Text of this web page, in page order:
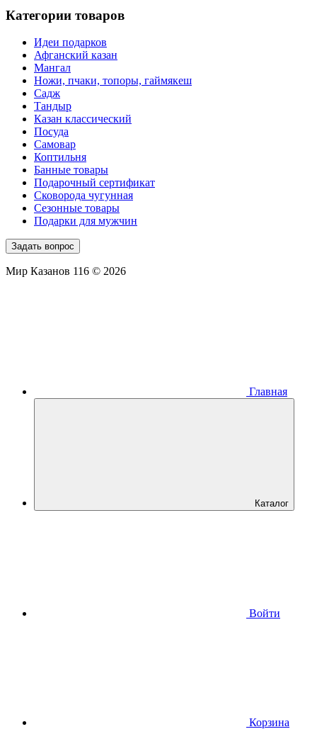
Категории товаров
Идеи подарков
Афганский казан
Мангал
Ножи, пчаки, топоры, гаймякеш
Садж
Тандыр
Казан классический
Посуда
Самовар
Коптильня
Банные товары
Подарочный сертификат
Сковорода чугунная
Сезонные товары
Подарки для мужчин
Задать вопрос
Мир Казанов 116 © 2026
Главная
Каталог
Войти
Корзина